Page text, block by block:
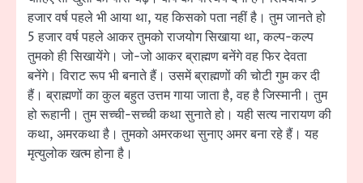
हजार वर्ष पहले भी आया था, यह किसको पता नहीं है। तुम जानते हो
5 हजार वर्ष पहले आकर तुमको राजयोग सिखाया था, कल्प-कल्प
तुमको ही सिखायेंगे। जो-जो आकर ब्राह्मण बनेंगे वह फिर देवता
बनेंगे। विराट रूप भी बनाते हैं। उसमें ब्राह्मणों की चोटी गुम कर दी
हैं। ब्राह्मणों का कुल बहुत उत्तम गाया जाता है, वह है जिस्मानी। तुम
हो रूहानी। तुम सच्ची-सच्ची कथा सुनाते हो। यही सत्य नारायण की
कथा, अमरकथा है। तुमको अमरकथा सुनाए अमर बना रहे हैं। यह
मृत्युलोक खत्म होना है।